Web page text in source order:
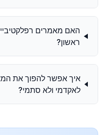
האם מאמרים
ראשון?
איך אפשר להפוך את
לאקדמי ולא סתמי?